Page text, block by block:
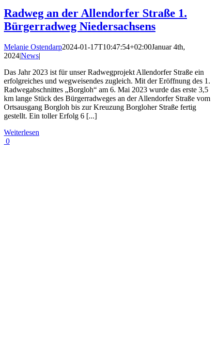
Radweg an der Allendorfer Straße 1.
Bürgerradweg Niedersachsens
Melanie Ostendarp2024-01-17T10:47:54+02:00Januar 4th,
2024|News|
Das Jahr 2023 ist für unser Radwegprojekt Allendorfer Straße ein
erfolgreiches und wegweisendes zugleich. Mit der Eröffnung des 1.
Radwegabschnittes „Borgloh“ am 6. Mai 2023 wurde das erste 3,5
km lange Stück des Bürgerradweges an der Allendorfer Straße vom
Ortsausgang Borgloh bis zur Kreuzung Borgloher Straße fertig
gestellt. Ein toller Erfolg 6 [...]
Weiterlesen
0